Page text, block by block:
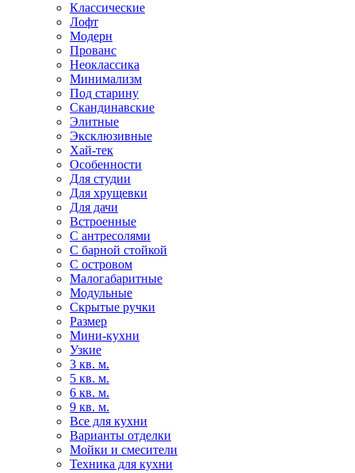
Классические
Лофт
Модерн
Прованс
Неоклассика
Минимализм
Под старину
Скандинавские
Элитные
Эксклюзивные
Хай-тек
Особенности
Для студии
Для хрущевки
Для дачи
Встроенные
С антресолями
С барной стойкой
С островом
Малогабаритные
Модульные
Скрытые ручки
Размер
Мини-кухни
Узкие
3 кв. м.
5 кв. м.
6 кв. м.
9 кв. м.
Все для кухни
Варианты отделки
Мойки и смесители
Техника для кухни